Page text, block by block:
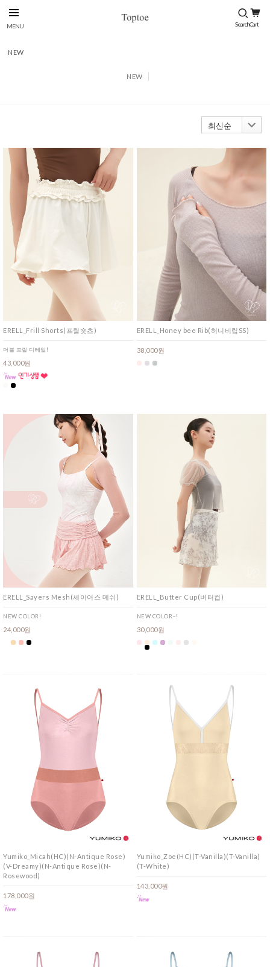
NEW
NEW
ERELL_Frill Shorts(프릴숏츠)
더블 프릴 디테일!
43,000원
ERELL_Honey bee Rib(허니비립SS)
38,000원
ERELL_Sayers Mesh(세이어스 메쉬)
NEW COLOR!
24,000원
ERELL_Butter Cup(버터컵)
NEW COLOR~!
30,000원
Yumiko_Micah(HC)(N-Antique Rose)
(V-Dreamy)(N-Antique Rose)(N-
Rosewood)
178,000원
Yumiko_Zoe(HC)(T-Vanilla)(T-Vanilla)
(T-White)
143,000원